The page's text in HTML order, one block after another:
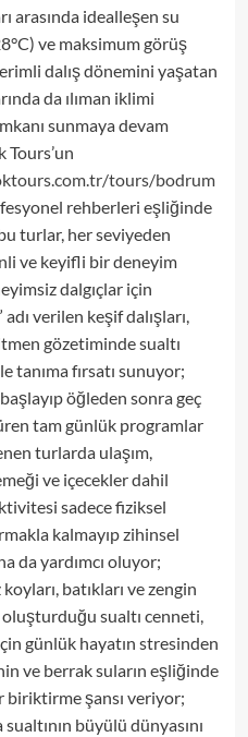
arasında idealleşen su
ve maksimum görüş
dalış dönemini yaşatan
da ılıman iklimi
sunmaya devam
Tours’un
tours/bodrum
rehberleri eşliğinde
turlar, her seviyeden
ve keyifli bir deneyim
dalgıçlar için
verilen keşif dalışları,
gözetiminde sualtı
tanıma fırsatı sunuyor;
öğleden sonra geç
tam günlük programlar
turlarda ulaşım,
ve içecekler dahil
sadece fiziksel
kalmayıp zihinsel
da yardımcı oluyor;
batıkları ve zengin
oluşturduğu sualtı cenneti,
günlük hayatın stresinden
ve berrak suların eşliğinde
biriktirme şansı veriyor;
büyülü dünyasını